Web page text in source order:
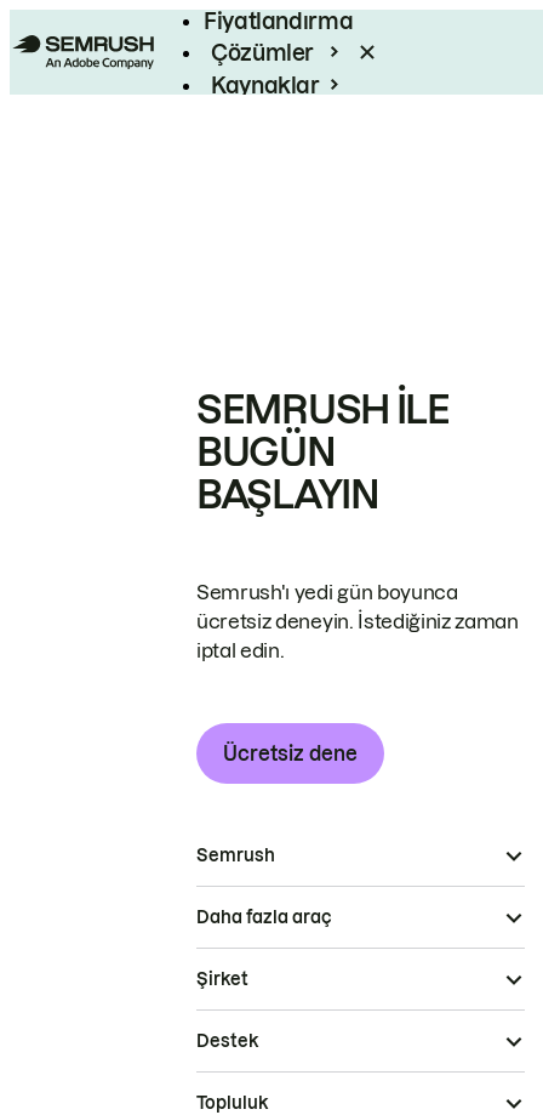
Fiyatlandırma
Çözümler
Kaynaklar
SEMRUSH ILE
BUGÜN
BAŞLAYIN
Semrush'ı yedi gün boyunca
ücretsiz deneyin. İstediğiniz zaman
iptal edin.
Ücretsiz dene
Semrush
Daha fazla araç
Şirket
Destek
Topluluk